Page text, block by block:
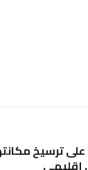
ترسيخ
إقليمي